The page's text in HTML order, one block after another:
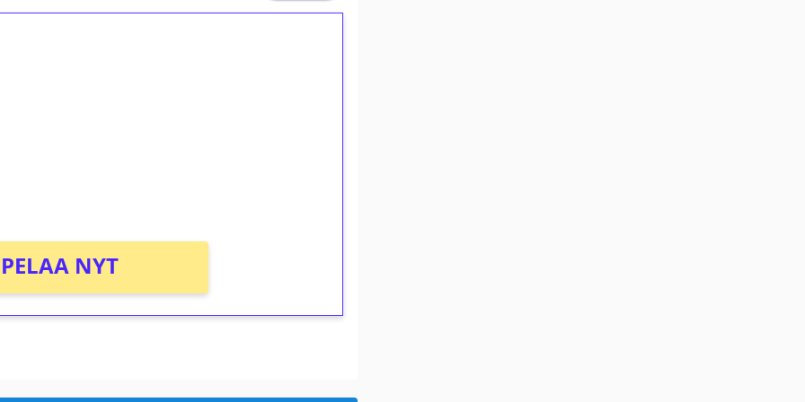
PELAA NYT